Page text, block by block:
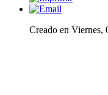
Creado en Viernes,